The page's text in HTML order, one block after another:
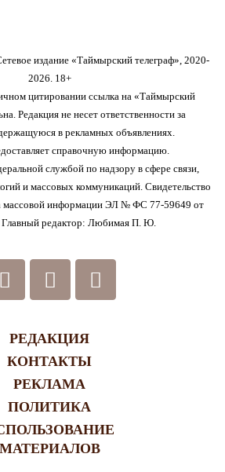
издание «Таймырский телеграф», 2020-
2026. 18+
цитировании ссылка на «Таймырский
Редакция не несет ответственности за
в рекламных объявлениях.
справочную информацию.
службой по надзору в сфере связи,
и массовых коммуникаций. Свидетельство
массовой информации ЭЛ № ФС 77-59649 от
Главный редактор: Любимая П. Ю.
РЕДАКЦИЯ
КОНТАКТЫ
РЕКЛАМА
ПОЛИТИКА
МАТЕРИАЛОВ